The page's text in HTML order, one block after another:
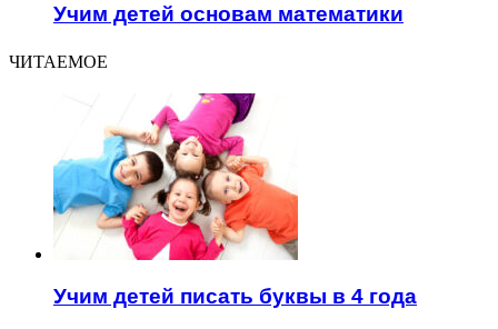
Учим детей основам математики
ЧИТАЕМОЕ
Учим детей писать буквы в 4 года